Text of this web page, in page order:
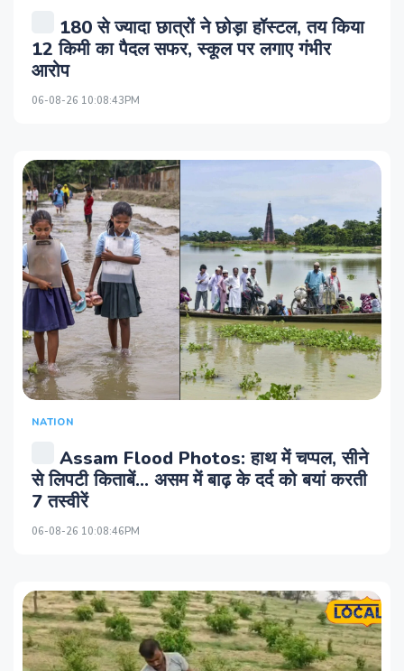
180 से ज्यादा छात्रों ने छोड़ा हॉस्टल, तय किया
12 किमी का पैदल सफर, स्कूल पर लगाए गंभीर
आरोप
06-08-26 10:08:43PM
NATION
Assam Flood Photos: हाथ में चप्पल, सीने
से लिपटी किताबें... असम में बाढ़ के दर्द को बयां करती
7 तस्वीरें
06-08-26 10:08:46PM